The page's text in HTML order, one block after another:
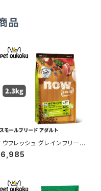
品
ウフレッシュ グレインフリー
モールブリード アダルト 2.3k
4573160559016